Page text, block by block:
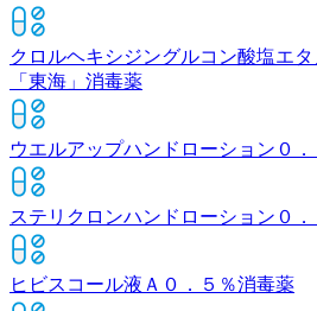
クロルヘキシジングルコン酸塩エ
「東海」 消毒薬
ウエルアップハンドローション０．
ステリクロンハンドローション０．
ヒビスコール液Ａ０．５％消毒薬